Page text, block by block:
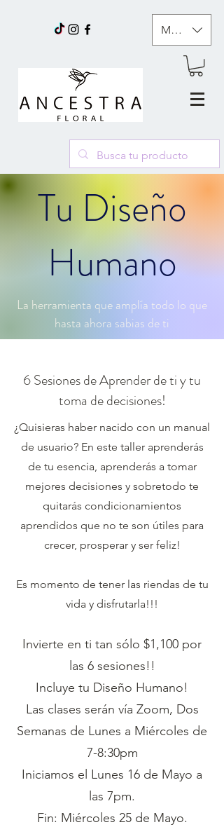
MXN ($)
Tu Diseño
Humano
La herramienta que amplía todo lo que
hasta ahora sabias de ti
6 Sesiones de Aprender de ti y tu
toma de decisiones!
¿Quisieras haber nacido con un manual
de usuario? En este taller aprenderás
de tu esencia, aprenderás a tomar
mejores decisiones y sobretodo te
quitarás condicionamientos
aprendidos que no te son útiles para
crecer, prosperar y ser feliz!
Es momento de tener las riendas de tu
vida y disfrutarla!!!
Invierte en ti tan sólo $1,100 por
las 6 sesiones!!
Incluye tu Diseño Humano!
Las clases serán vía Zoom, Dos
Semanas de Lunes a Miércoles de
7-8:30pm
Iniciamos el Lunes 16 de Mayo a
las 7pm.
Fin: Miércoles 25 de Mayo.